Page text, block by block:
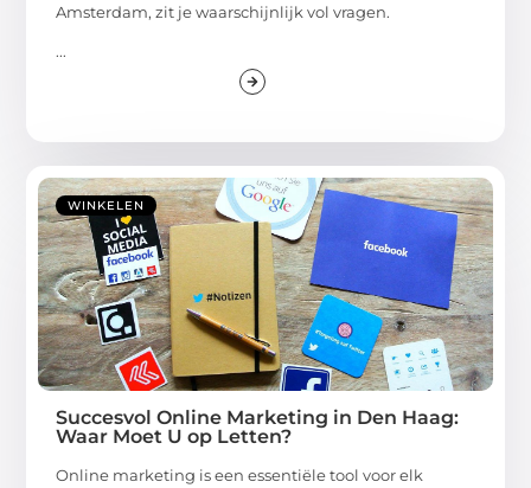
Amsterdam, zit je waarschijnlijk vol vragen.
...
WINKELEN
Succesvol Online Marketing in Den Haag:
Waar Moet U op Letten?
Online marketing is een essentiële tool voor elk